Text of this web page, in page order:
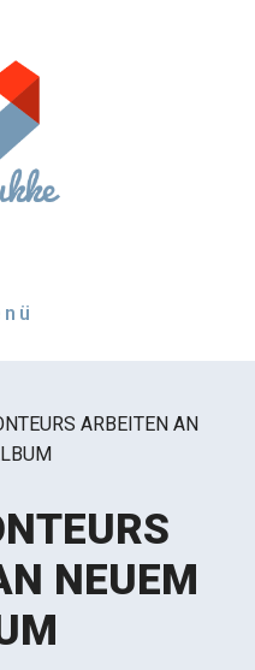
ARBEITEN AN
NEUEM